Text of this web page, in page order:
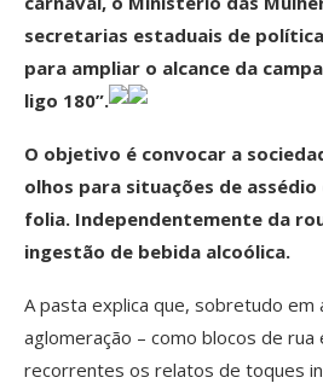
secretarias estaduais de
para ampliar o alcance da
ligo 180”.
O objetivo é convocar a
olhos para situações de
folia. Independentemente da
ingestão de bebida alcoólica.
A pasta explica que, sobretudo em
aglomeração – como blocos de rua
recorrentes os relatos de toques